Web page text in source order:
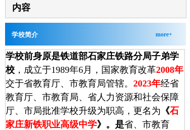
学校简介 more+
学校前身原是铁道部石家庄铁路分局子弟学
校 ，成立于1989年6月， 国家教育改革2008年
交于省教育厅、市教育局管辖。 2023年经省
教育厅、市教育局、 省人力资源和社会保障
厅、市局批准学校升级为职高，更名为 《石
家庄新铁职业高级中学》。是省、市教育
内容